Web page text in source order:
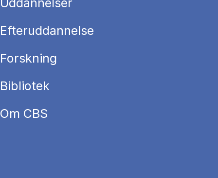
Uddannelser
Efteruddannelse
Forskning
Bibliotek
Om CBS